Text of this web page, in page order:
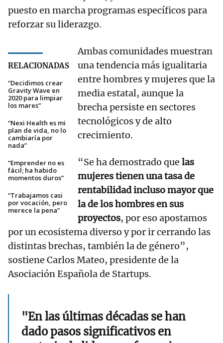
puesto en marcha programas específicos para
reforzar su liderazgo.
RELACIONADAS
“Decidimos crear
Gravity Wave en
2020 para limpiar
los mares”
“Nexi Health es mi
plan de vida, no lo
cambiaría por
nada”
“Emprender no es
fácil; ha habido
momentos duros”
“Trabajamos casi
por vocación, pero
merece la pena”
Ambas comunidades muestran
una tendencia más igualitaria
entre hombres y mujeres que la
media estatal, aunque la
brecha persiste en sectores
tecnológicos y de alto
crecimiento.
“Se ha demostrado que las
mujeres tienen una tasa de
rentabilidad incluso mayor que
la de los hombres en sus
proyectos, por eso apostamos
por un ecosistema diverso y por ir cerrando las
distintas brechas, también la de género”,
sostiene Carlos Mateo, presidente de la
Asociación Española de Startups.
"En las últimas décadas se han
dado pasos significativos en